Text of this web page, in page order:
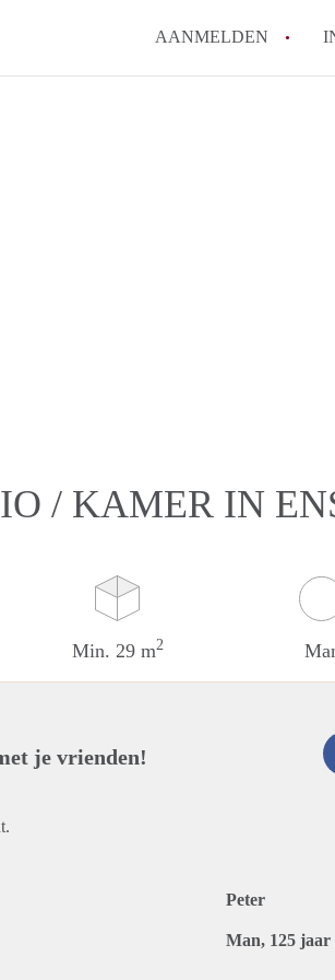
AANMELDEN
/ KAMER IN
Min. 29 m2
je vrienden!
Peter
Man, 125 jaar